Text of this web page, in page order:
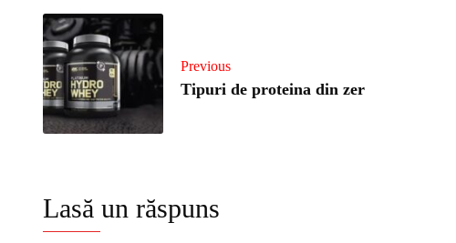
Previous
Tipuri de proteina din zer
Lasă un răspuns